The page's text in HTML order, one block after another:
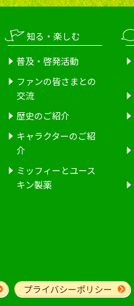
知る・楽しむ
普及・啓発活動
ファンの皆さまとの
交流
歴史のご紹介
キャラクターのご紹
介
ミッフィーとユース
キン製薬
プライバシーポリシー